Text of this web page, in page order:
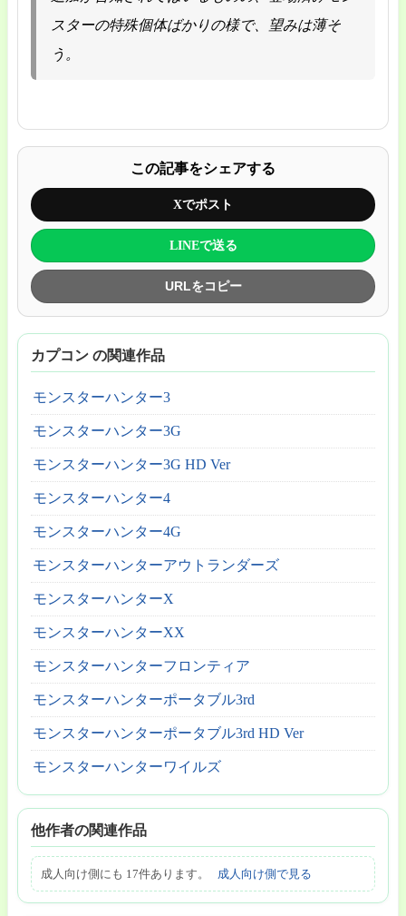
スターの特殊個体ばかりの様で、望みは薄そ
う。
この記事をシェアする
Xでポスト
LINEで送る
URLをコピー
カプコン の関連作品
モンスターハンター3
モンスターハンター3G
モンスターハンター3G HD Ver
モンスターハンター4
モンスターハンター4G
モンスターハンターアウトランダーズ
モンスターハンターX
モンスターハンターXX
モンスターハンターフロンティア
モンスターハンターポータブル3rd
モンスターハンターポータブル3rd HD Ver
モンスターハンターワイルズ
他作者の関連作品
成人向け側にも 17件あります。 成人向け側で見る